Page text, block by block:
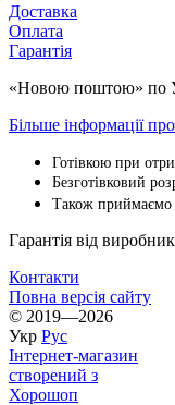
Доставка
Оплата
Гарантія
«Новою поштою» по
Більше інформації
Готівкою при
Безготівковий
Також приймаємо
Гарантія від
Контакти
Повна версія сайту
© 2019—2026
Укр Рус
Інтернет-магазин
створений з
Хорошоп